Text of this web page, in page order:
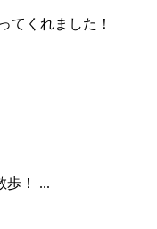
てくれました！
歩！ ...